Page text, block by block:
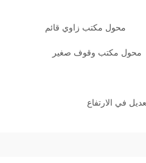
محول مكتب زاوي قائم
محول مكتب وقوف صغير
في الارتفاع